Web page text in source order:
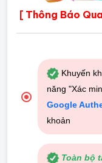
[ Thông Báo
Khuyến
năng "Xác
Google
khoản
Toàn bộ